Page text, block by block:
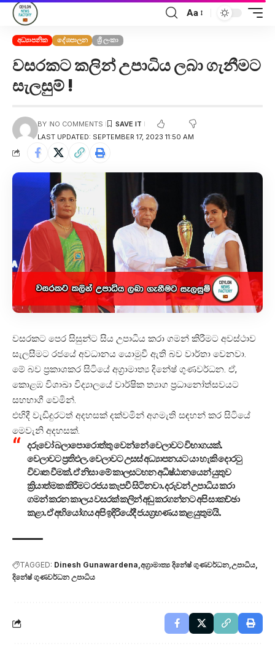
Aa
අධ්‍යාපනික දේශපාලන ශ්‍රී ලංකා
වසරකට කලින් උපාධිය ලබා ගැනීමට
සැලසුම් !
LAST UPDATED: SEPTEMBER 17, 2023 11:50 AM
BY NO COMMENTS
වසරකට පෙර සිසුන්ට සිය උපාධිය කරා ගමන් කිරීමට අවස්ථාව
සැලසීමට රජයේ අවධානය යොමුවී ඇති බව වාර්තා වෙනවා.
මේ බව ප්‍රකාශකර සිටියේ අග්‍රාමාත්‍ය දිනේෂ් ගුණවර්ධන. ඒ,
කොළඹ විශාඛා විද්‍යාලයේ වාර්ෂික ත්‍යාග ප්‍රධානෝත්සවයට
සහභාගී වෙමින්.
එහිදී වැඩිදුරටත් අදහසක් දක්වමින් අගමැති සඳහන් කර සිටියේ
මෙවැනි අදහසක්.
දරුවෝ බලාපොරොත්තු වෙන්නේ වෙලාවට විභාගයක්.
වෙලාවට ප්‍රතිඵල. වෙලාවට උසස් අධ්‍යාපනයට යා හැකි දොරටු
විවෘත වීමක්. ඒ නිසා මේ කාලසටහන අධිෂ්ඨානයෙන් යුතුව
ක්‍රියාත්මක කිරීමට රජය කැපවී සිටිනවා. දරුවන් උපාධිය කරා
ගමන් කරන කාලය වසරක් කලින් අඩු කරගන්නට අපි සාකච්ඡා
කළා. ඒ අභියෝගය අපි ඉදිරියේදී ජයග්‍රහණය කළ යුතුමයි.
TAGGED: Dinesh Gunawardena අග්‍රාමාත්‍ය දිනේෂ් ගුණවර්ධන උපාධිය
දිනේෂ් ගුණවර්ධන උපාධිය